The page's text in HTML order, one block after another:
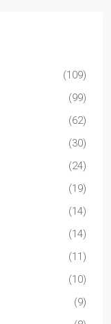
(109)
(99)
(62)
(30)
(24)
(19)
(14)
(14)
(11)
(10)
(9)